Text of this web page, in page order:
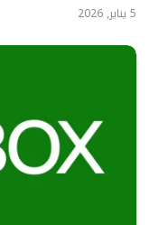
5 يناير, 2026